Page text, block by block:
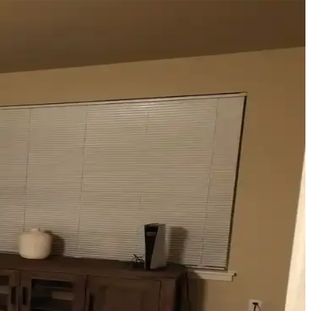
ışık kontrolü sağlar.
estetik ve fonksiyonellik sağlanır.
sunulmaktadır. Küçük değişikliklerle mekânda büyük farklar
bambu jaluziler ve dekoratif filmler estetik ve fonksiyonel